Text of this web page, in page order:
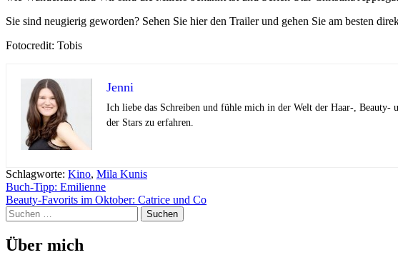
Sie sind neugierig geworden? Sehen Sie hier den Trailer und gehen Sie am besten
Fotocredit: Tobis
Jenni
Ich liebe das Schreiben und fühle mich in der Welt der Haar-, Beauty-
der Stars zu erfahren.
Schlagworte: Kino, Mila Kunis
Beitragsnavigation
Buch-Tipp: Emilienne
Beauty-Favorits im Oktober: Catrice und Co
Suchen
nach:
Über mich